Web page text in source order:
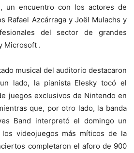
un encuentro con los actores de
Rafael Azcárraga y Joël Mulachs y
del sector de grandes
Microsoft .
musical del auditorio destacaron
lado, la pianista Elesky tocó el
juegos exclusivos de Nintendo en
que, por otro lado, la banda
Band interpretó el domingo un
los videojuegos más míticos de la
completaron el aforo de 900